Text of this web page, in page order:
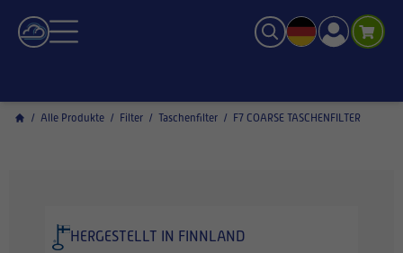
/ Alle Produkte / Filter / Taschenfilter / F7 COARSE TASCHENFILTER
HERGESTELLT IN FINNLAND